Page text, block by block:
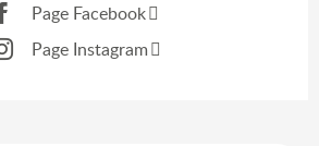
Page Facebook
Page Instagram